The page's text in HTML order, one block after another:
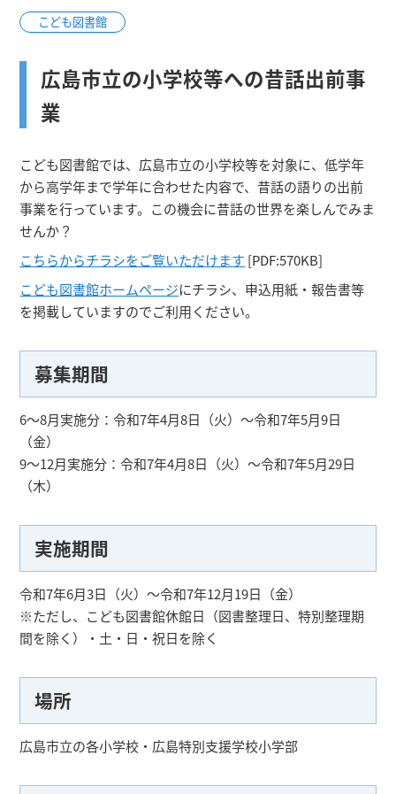
こども図書館
広島市立の小学校等への昔話出前事
業
こども図書館では、広島市立の小学校等を対象に、低学年
から高学年まで学年に合わせた内容で、昔話の語りの出前
事業を行っています。この機会に昔話の世界を楽しんでみま
せんか？
こちらからチラシをご覧いただけます [PDF:570KB]
こども図書館ホームページにチラシ、申込用紙・報告書等
を掲載していますのでご利用ください。
募集期間
6～8月実施分：令和7年4月8日（火）～令和7年5月9日
（金）
9～12月実施分：令和7年4月8日（火）～令和7年5月29日
（木）
実施期間
令和7年6月3日（火）～令和7年12月19日（金）
※ただし、こども図書館休館日（図書整理日、特別整理期
間を除く）・土・日・祝日を除く
場所
広島市立の各小学校・広島特別支援学校小学部